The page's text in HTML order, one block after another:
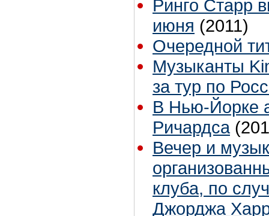
Ринго Старр
июня (2011)
Очередной
Музыканты
за тур по
В Нью-Йорке
Ричардса
Вечер и
клуба, по
Джорджа